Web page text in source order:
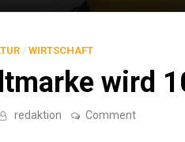
/ WIRTSCHAFT
wird
redaktion Commenton